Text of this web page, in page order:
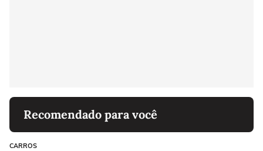
Recomendado para você
CARROS